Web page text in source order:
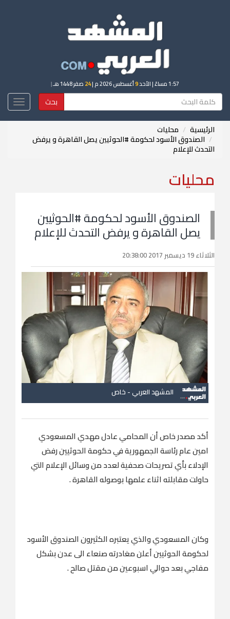
1:57 مساءً | الأحد9أغسطس 2026 م | 24 صفر 1448 هـ |
بحث
الرئيسية محليات
الصندوق الأسود لحكومة #الحوثيين يصل القاهرة و يرفض
التحدث للإعلام
محليات
الصندوق الأسود لحكومة #الحوثيين
يصل القاهرة و يرفض التحدث للإعلام
الثلاثاء 19 ديسمبر 2017 20:38:00
المشهد العربي - خاص
أكد مصدر خاص أن المحامي عادل مهدي المسعودي
امين عام رئاسة الجمهورية في حكومة الحوثيين رفض
الإدلاء بأي تصريحات صحفية لعدد من وسائل الإعلام التي
حاولت مقابلته اثناء علمها بوصوله القاهرة .
وكان المسعودي والذي يعتبره الكثيرون الصندوق الأسود
لحكومة الحوثيين أعلن مغادرته صنعاء الى عدن بشكل
مفاجي بعد حوالي اسبوعين من مقتل صالح .